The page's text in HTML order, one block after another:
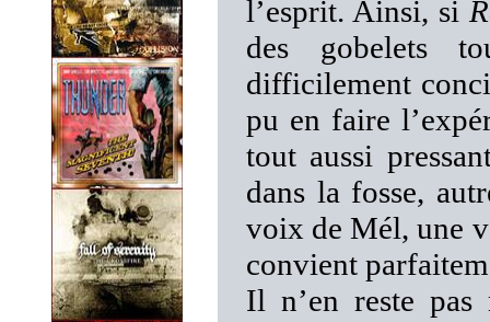
l’esprit. Ainsi, si
des gobelets
difficilement
pu en faire
tout aussi
dans la fosse,
voix de Mél, une
convient
Il n’en reste